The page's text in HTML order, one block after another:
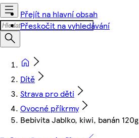
Přejít na hlavní obsah
Přeskočit na vyhledávání
Dítě
Strava pro děti
Ovocné příkrmy
Bebivita Jablko, kiwi, banán 120g